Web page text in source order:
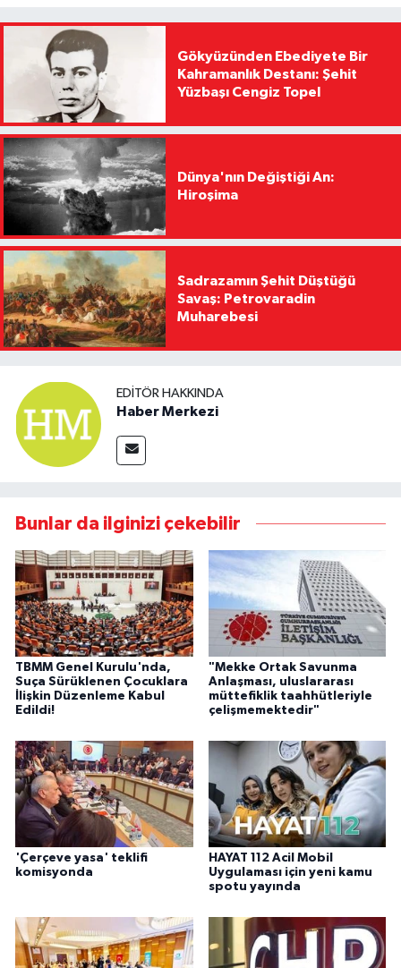
Gökyüzünden Ebediyete Bir
Kahramanlık Destanı: Şehit
Yüzbaşı Cengiz Topel
Dünya'nın Değiştiği An:
Hiroşima
Sadrazamın Şehit Düştüğü
Savaş: Petrovaradin
Muharebesi
EDITÖR HAKKINDA
Haber Merkezi
Bunlar da ilginizi çekebilir
TBMM Genel Kurulu'nda,
Suça Sürüklenen Çocuklara
İlişkin Düzenleme Kabul
Edildi!
"Mekke Ortak Savunma
Anlaşması, uluslararası
müttefiklik taahhütleriyle
çelişmemektedir"
'Çerçeve yasa' teklifi
komisyonda
HAYAT 112 Acil Mobil
Uygulaması için yeni kamu
spotu yayında